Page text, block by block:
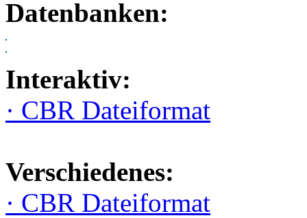
Datenbanken:
Interaktiv:
· CBR Dateiformat
Verschiedenes:
· CBR Dateiformat